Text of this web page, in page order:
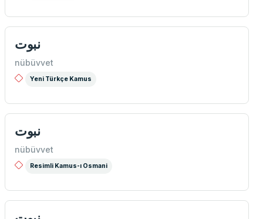
نبوت
nübüvvet
Yeni Türkçe Kamus
نبوت
nübüvvet
Resimli Kamus-ı Osmani